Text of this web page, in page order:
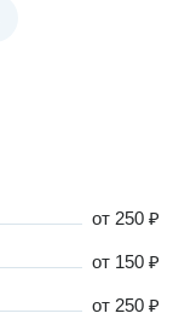
от 250 ₽
от 150 ₽
от 250 ₽